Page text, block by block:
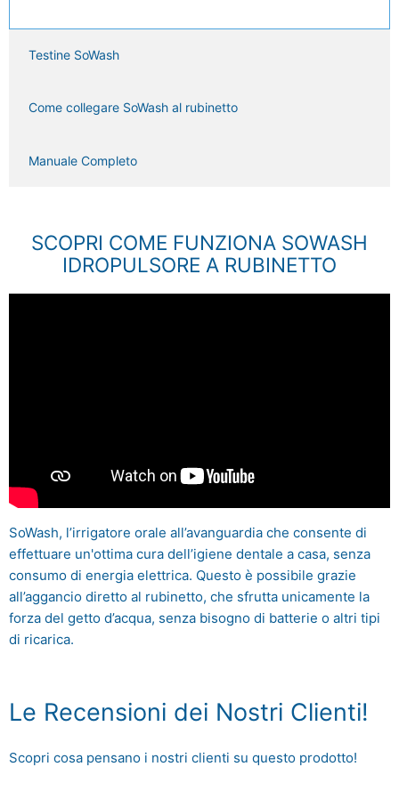
Testine SoWash
Come collegare SoWash al rubinetto
Manuale Completo
SCOPRI COME FUNZIONA SOWASH
IDROPULSORE A RUBINETTO
SoWash, l’irrigatore orale all’avanguardia che consente di
effettuare un'ottima cura dell’igiene dentale a casa, senza
consumo di energia elettrica. Questo è possibile grazie
all’aggancio diretto al rubinetto, che sfrutta unicamente la
forza del getto d’acqua, senza bisogno di batterie o altri tipi
di ricarica.
Le Recensioni dei Nostri Clienti!
Scopri cosa pensano i nostri clienti su questo prodotto!